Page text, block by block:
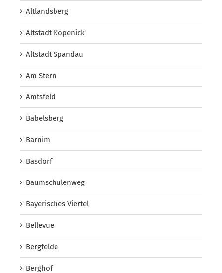
Altlandsberg
Altstadt Köpenick
Altstadt Spandau
Am Stern
Amtsfeld
Babelsberg
Barnim
Basdorf
Baumschulenweg
Bayerisches Viertel
Bellevue
Bergfelde
Berghof